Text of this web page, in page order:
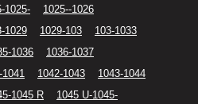
1025-
1025--1026
1029 1029-103
103-1033
1036
1036-1037
1041 1042-1043
1043-1044
1045 R
1045 U-1045-